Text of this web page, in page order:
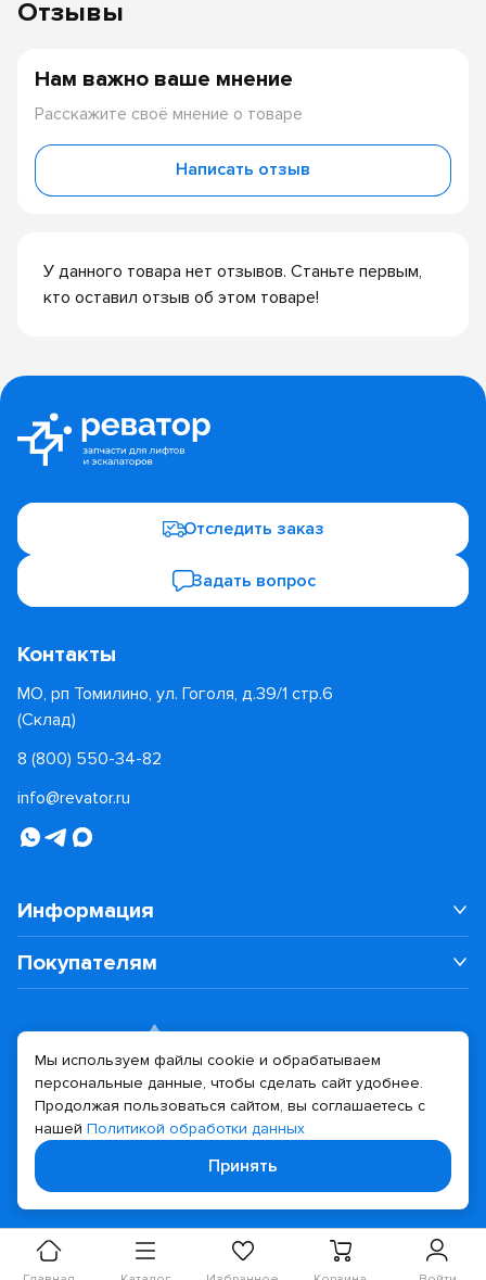
Отзывы
У данного товара нет отзывов. Станьте первым,
кто оставил отзыв об этом товаре!
Нам важно ваше мнение
Расскажите своё мнение о товаре
Написать отзыв
Отследить заказ
Задать вопрос
Контакты
МО, рп Томилино, ул. Гоголя, д.39/1 стр.6
(Склад)
8 (800) 550-34-82
info@revator.ru
Информация
Покупателям
Политика конфиденциальности
Дизайн сайта Разработка сайта
Мы используем файлы cookie и обрабатываем
персональные данные, чтобы сделать сайт удобнее.
Продолжая пользоваться сайтом, вы соглашаетесь с
нашей Политикой обработки данных
Принять